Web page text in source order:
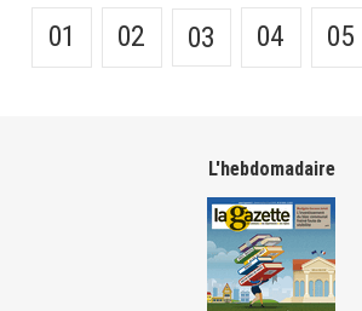
01 02 03 04 05
L'hebdomadaire